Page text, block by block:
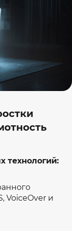
технологий:
VoiceOver и